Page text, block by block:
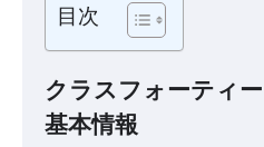
目次
クラスフォーティ
基本情報